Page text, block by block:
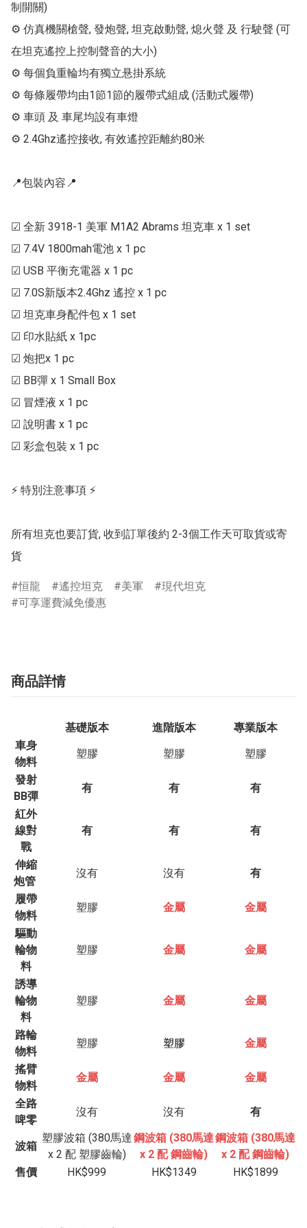
制開關)
⚙ 仿真機關槍聲, 發炮聲, 坦克啟動聲, 熄火聲 及 行駛聲 (可
在坦克遙控上控制聲音的大小)
⚙ 每個負重輪均有獨立悬掛系統
⚙ 每條履帶均由1節1節的履帶式組成 (活動式履帶)
⚙ 車頭 及 車尾均設有車燈
⚙ 2.4Ghz遙控接收, 有效遙控距離約80米
📍包裝內容📍
☑ 全新 3918-1 美軍 M1A2 Abrams 坦克車 x 1 set
☑ 7.4V 1800mah電池 x 1 pc
☑ USB 平衡充電器 x 1 pc
☑ 7.0S新版本2.4Ghz 遙控 x 1 pc
☑ 坦克車身配件包 x 1 set
☑ 印水貼紙 x 1pc
☑ 炮把x 1 pc
☑ BB彈 x 1 Small Box
☑ 冒煙液 x 1 pc
☑ 說明書 x 1 pc
☑ 彩盒包裝 x 1 pc
⚡ 特別注意事項 ⚡
所有坦克也要訂貨, 收到訂單後約 2-3個工作天可取貨或寄
恒龍 遙控坦克 美軍
現代坦克
可享運費減免優惠
商品詳情
基礎版本 進階版本
專業版本
車身
物料
塑膠 塑膠
塑膠
發射
BB彈
有 有
有
紅外
線對
戰
有 有 有
伸縮
炮管
沒有 沒有
有
履帶
物料
塑膠 金屬
金屬
驅動
輪物
料
塑膠 金屬 金屬
誘導
輪物
料
塑膠 金屬 金屬
路輪
物料
塑膠 塑膠
金屬
搖臂
物料
金屬 金屬
金屬
全路
啤零
沒有 沒有 有
波箱
塑膠波箱 (380馬達
x 2 配 塑膠齒輪)
鋼波箱 (380馬達
x 2 配 鋼齒輪)
鋼波箱 (380馬達
x 2 配 鋼齒輪)
售價
HK$999 HK$1349 HK$1899